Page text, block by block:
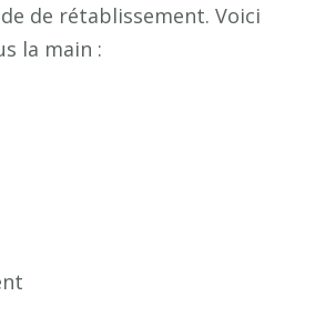
de rétablissement. Voici
la main :